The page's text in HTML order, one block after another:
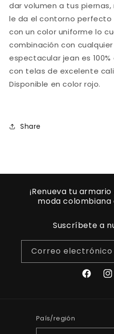
darvolumen a tus piernas,
le da el contorno
con uncolor uniforme lo
combinación con
espectacular jean es
con telas de excelente
Disponible en color rojo.
Share
¡Renueva tu
moda colombiana
Suscríbete a
Correo electrónico
Facebook
País/región